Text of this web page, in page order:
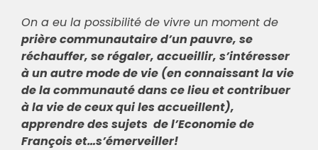
On a eu la possibilité de vivre un moment de
prière communautaire d’un pauvre, se
réchauffer, se régaler, accueillir, s’intéresser
à un autre mode de vie (en connaissant la vie
de la communauté dans ce lieu et contribuer
à la vie de ceux qui les accueillent),
apprendre des sujets de l’Economie de
François et…s’émerveiller!